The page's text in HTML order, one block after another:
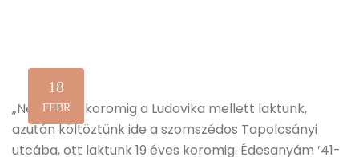
18
FEBR
„Négy éves koromig a Ludovika mellett laktunk,
azután költöztünk ide a szomszédos Tapolcsányi
utcába, ott laktunk 19 éves koromig. Édesanyám ’41-